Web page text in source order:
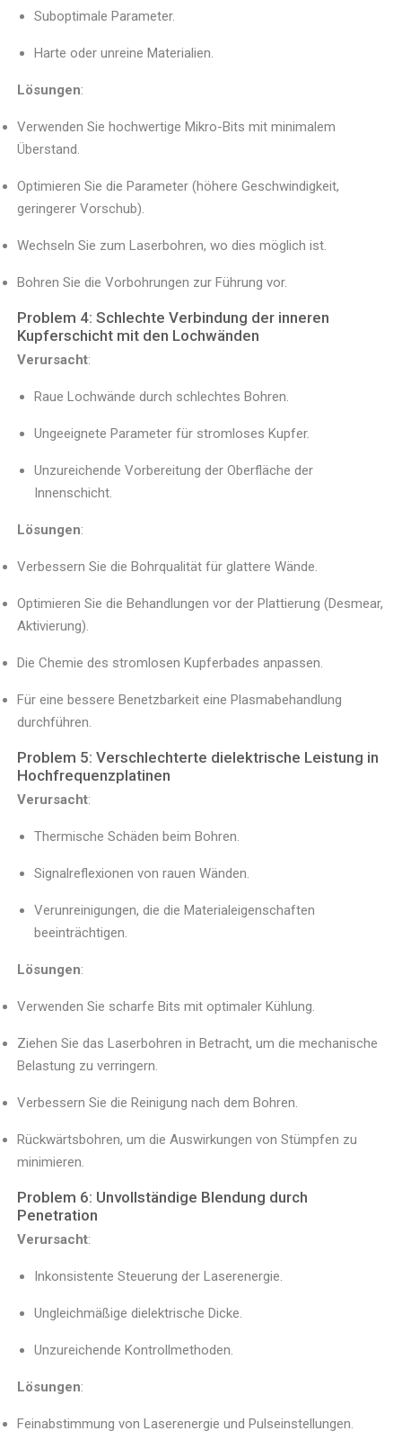
Suboptimale Parameter.
Harte oder unreine Materialien.
Lösungen:
Verwenden Sie hochwertige Mikro-Bits mit minimalem
Überstand.
Optimieren Sie die Parameter (höhere Geschwindigkeit,
geringerer Vorschub).
Wechseln Sie zum Laserbohren, wo dies möglich ist.
Bohren Sie die Vorbohrungen zur Führung vor.
Problem 4: Schlechte Verbindung der inneren
Kupferschicht mit den Lochwänden
Verursacht:
Raue Lochwände durch schlechtes Bohren.
Ungeeignete Parameter für stromloses Kupfer.
Unzureichende Vorbereitung der Oberfläche der
Innenschicht.
Lösungen:
Verbessern Sie die Bohrqualität für glattere Wände.
Optimieren Sie die Behandlungen vor der Plattierung (Desmear,
Aktivierung).
Die Chemie des stromlosen Kupferbades anpassen.
Für eine bessere Benetzbarkeit eine Plasmabehandlung
durchführen.
Problem 5: Verschlechterte dielektrische Leistung in
Hochfrequenzplatinen
Verursacht:
Thermische Schäden beim Bohren.
Signalreflexionen von rauen Wänden.
Verunreinigungen, die die Materialeigenschaften
beeinträchtigen.
Lösungen:
Verwenden Sie scharfe Bits mit optimaler Kühlung.
Ziehen Sie das Laserbohren in Betracht, um die mechanische
Belastung zu verringern.
Verbessern Sie die Reinigung nach dem Bohren.
Rückwärtsbohren, um die Auswirkungen von Stümpfen zu
minimieren.
Problem 6: Unvollständige Blendung durch
Penetration
Verursacht:
Inkonsistente Steuerung der Laserenergie.
Ungleichmäßige dielektrische Dicke.
Unzureichende Kontrollmethoden.
Lösungen:
Feinabstimmung von Laserenergie und Pulseinstellungen.